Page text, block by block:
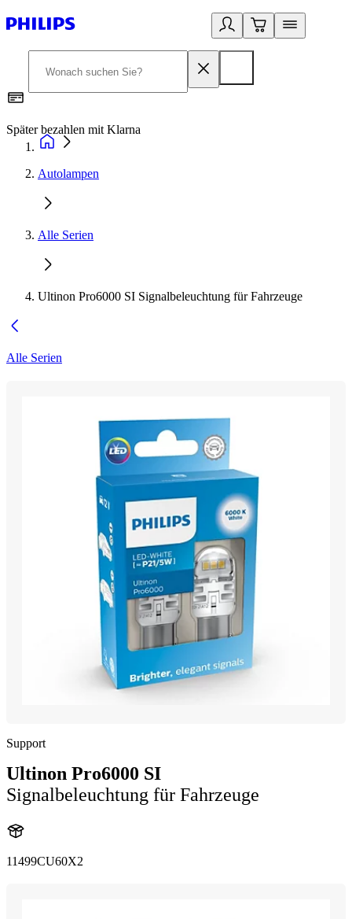
Später bezahlen mit Klarna
Autolampen
Alle Serien
Ultinon Pro6000 SI Signalbeleuchtung für Fahrzeuge
Alle Serien
Support
Ultinon Pro6000 SI
Signalbeleuchtung für Fahrzeuge
11499CU60X2